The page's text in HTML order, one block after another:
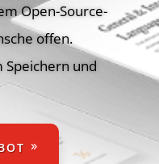
Open-Source-
offen.
und